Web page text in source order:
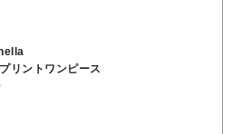
ウエストゴム●共布リボン付き●ポケッ
OK
リントワンピース